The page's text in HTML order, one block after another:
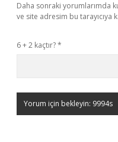
Daha sonraki yorumlarımda
ve site adresim bu tarayıcıya
6 + 2 kaçtır?*